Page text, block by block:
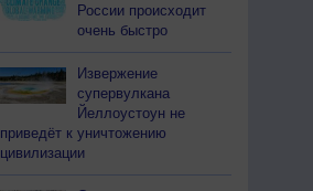
России происходит
очень быстро
Извержение
супервулкана
Йеллоустоун не
приведёт к уничтожению
цивилизации